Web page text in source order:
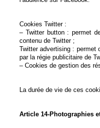
Cookies Twitter :
– Twitter button : permet
contenu de Twitter ;
Twitter advertising : permet
par la régie publicitaire de
– Cookies de gestion des
La durée de vie de ces
Article 14-Photographies